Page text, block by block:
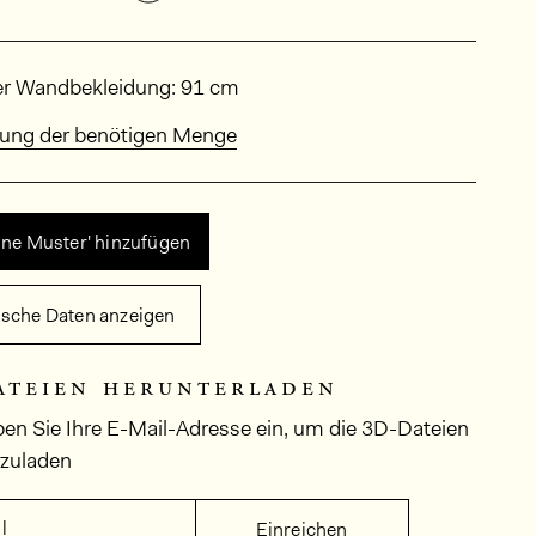
Wandbekleidung: 91 cm
der benötigen Menge
Muster' hinzufügen
Daten anzeigen
herunterladen
Sie Ihre E-Mail-Adresse ein, um die 3D-Dateien
Einreichen